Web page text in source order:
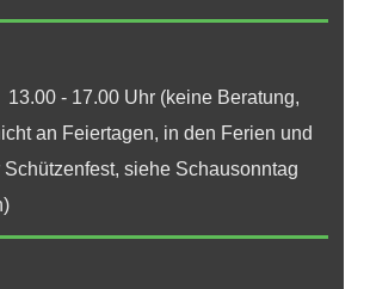
- 17.00 Uhr (keine Beratung,
an Feiertagen, in den Ferien und
siehe Schausonntag